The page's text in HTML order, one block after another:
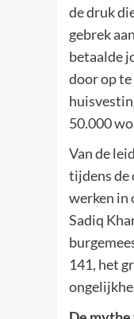
de druk
gebrek
betaalde
door op
50.000
Van de
tijdens de
werken in
Sadiq
141, het